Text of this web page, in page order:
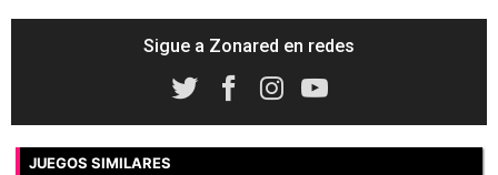
Sigue a Zonared en redes
JUEGOS SIMILARES